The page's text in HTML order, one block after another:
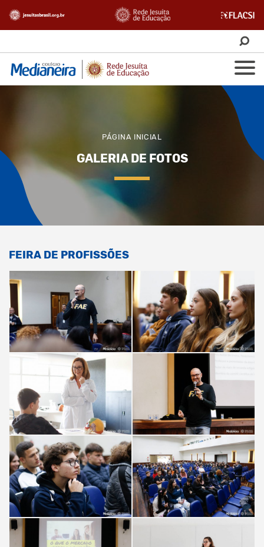
PÁGINA INICIAL
GALERIA DE FOTOS
FEIRA DE PROFISSÕES